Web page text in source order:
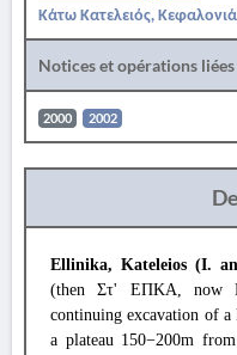
Κάτω Κατελειός, Κεφαλονιά
Notices et opérations liées
2000 2002
Ellinika, Kateleios (I.
(then Στ' ΕΠΚΑ, now
continuing excavation of a
a plateau 150−200m